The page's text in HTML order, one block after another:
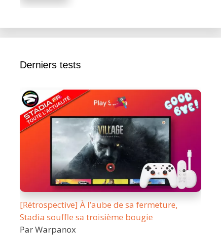
Derniers tests
[Rétrospective] À l’aube de sa fermeture,
Stadia souffle sa troisième bougie
Par Warpanox